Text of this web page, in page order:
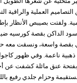
العملية والراقية
ولفتت بصيبص الأنظار
الداكن بقصة كورسيه
بقصة واسعة، ونسقت معه
ناعمة. وفي ظهور
بفتحة عنق مائلة كشفت عن
وحزام جلدي رفيع